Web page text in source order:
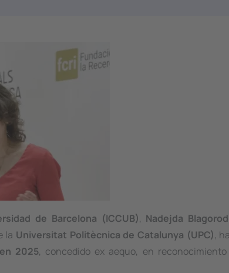
de Barcelona (ICCUB), Nadejda
la Universitat Politècnica de Catalunya (UPC),
2025, concedido ex aequo, en